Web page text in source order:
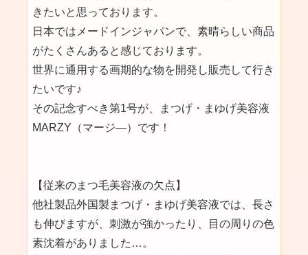
きたいと思っております。
日本ではメードインジャパンで、素晴らしい商品
がたくさんあると感じております。
世界に通用する画期的な物を開発し販売して行き
たいです♪
その記念すべき第1号が、まつげ・まゆげ美容液
MARZY（マージ―）です！
【従来のまつ毛美容液の欠点】
他社製品外国製まつげ・まゆげ美容液では、長さ
も伸びますが、刺激が強かったり、目の周りの色
素沈着がありました…。